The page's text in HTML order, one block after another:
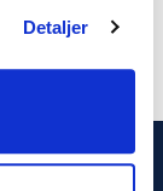
Detaljer